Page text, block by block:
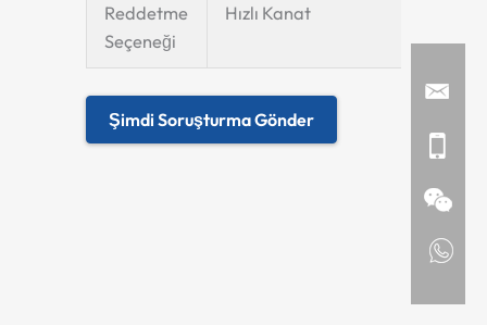
Reddetme
Seçeneği
Hızlı Kanat
Şimdi Soruşturma Gönder